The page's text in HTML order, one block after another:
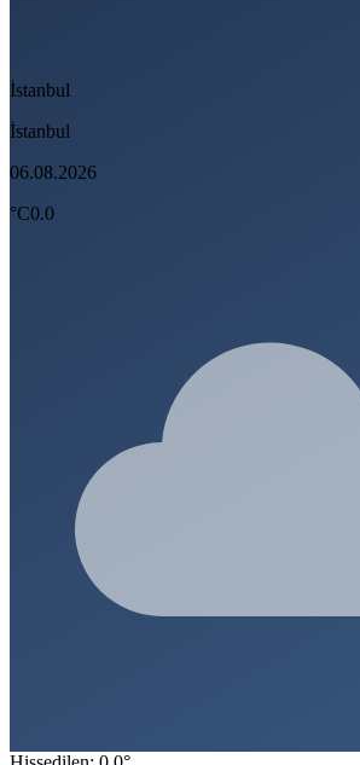
İstanbul
İstanbul
06.08.2026
°C0.0